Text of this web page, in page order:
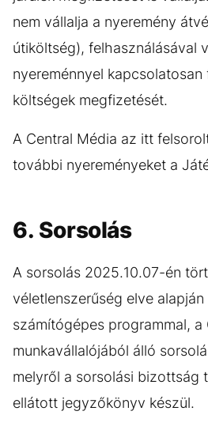
nem vállalja a nyeremény
útiköltség), felhasználásával
nyereménnyel kapcsolatosan
költségek megfizetését.
A Central Média az itt
további nyereményeket a
6. Sorsolás
A sorsolás 2025.10.07-én
véletlenszerűség elve
számítógépes programmal, a
munkavállalójából álló
melyről a sorsolási bizottság
ellátott jegyzőkönyv készül.